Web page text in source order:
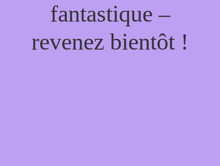
fantastique –
revenez bientôt !